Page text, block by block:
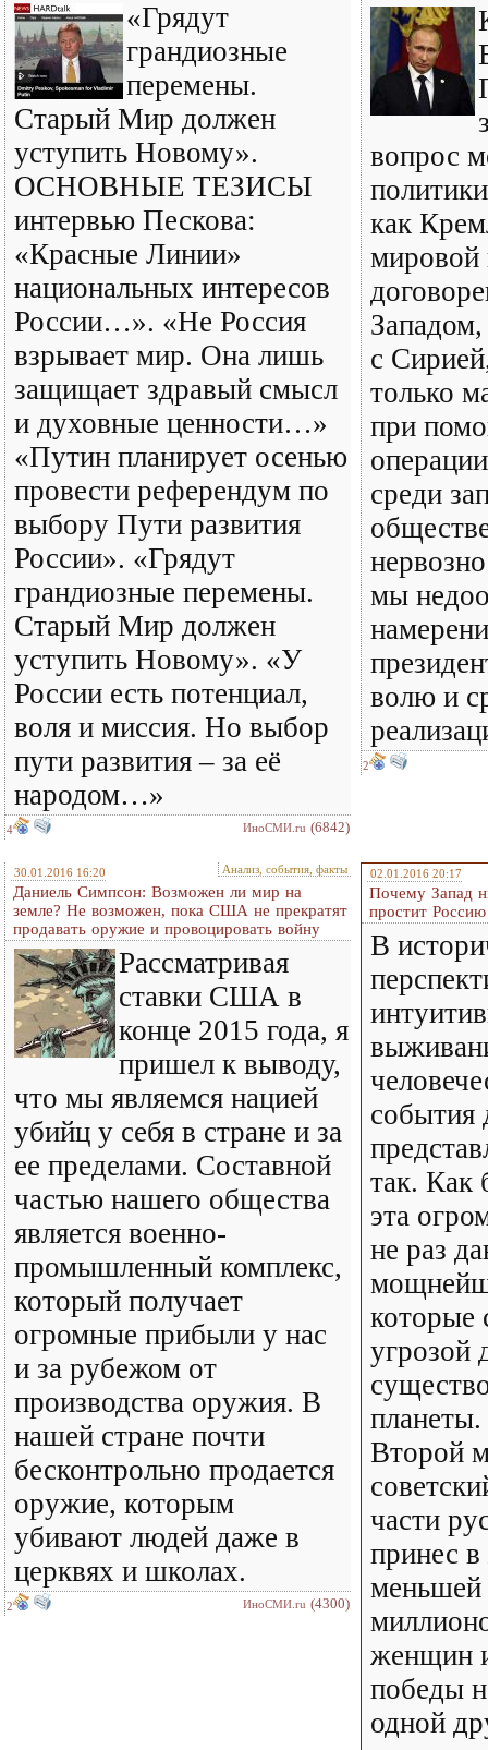
«Грядут
грандиозные
перемены.
Старый Мир должен
уступить Новому».
ОСНОВНЫЕ ТЕЗИСЫ
интервью Пескова:
«Красные Линии»
национальных интересов
России…». «Не Россия
взрывает мир. Она лишь
защищает здравый смысл
и духовные ценности…»
«Путин планирует осенью
провести референдум по
выбору Пути развития
России». «Грядут
грандиозные перемены.
Старый Мир должен
уступить Новому». «У
России есть потенциал,
воля и миссия. Но выбор
пути развития – за её
народом…»
4 ИноСМИ.ru (6842)
вопрос
как
мировой
с
только
при
среди
мы
волю и
2
30.01.2016 16:20 Анализ, события, факты
Даниель Симпсон: Возможен ли мир на
земле? Не возможен, пока США не прекратят
продавать оружие и провоцировать войну
Рассматривая
ставки США в
конце 2015 года, я
пришел к выводу,
что мы являемся нацией
убийц у себя в стране и за
ее пределами. Составной
частью нашего общества
является военно-
промышленный комплекс,
который получает
огромные прибыли у нас
и за рубежом от
производства оружия. В
нашей стране почти
бесконтрольно продается
оружие, которым
убивают людей даже в
церквях и школах.
2 ИноСМИ.ru (4300)
02.01.2016 20:17
Почему Запад
простит Россию
В
события
так. Как
эта
не раз
которые
угрозой
Второй
части
принес
меньшей
женщин
победы
одной